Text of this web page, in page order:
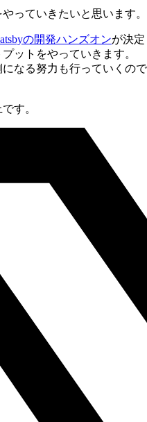
っていきたいと思います。
の開発ハンズオンが決定
ットをやっていきます。
なる努力も行っていくので
す。